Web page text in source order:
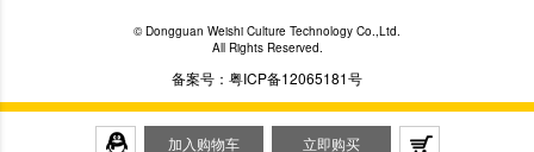
© Dongguan Weishi Culture Technology Co.,Ltd.
All Rights Reserved.
备案号：粤ICP备12065181号
加入购物车 立即购买